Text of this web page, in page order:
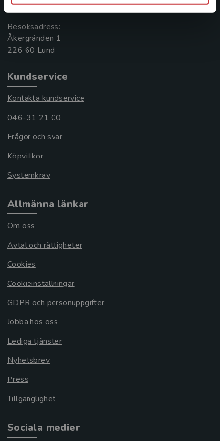
221 00 Lund
Besöksadress:
Åkergränden 1
Kundservice
Kontakta kundservice
046-31 21 00
Frågor och svar
Köpvillkor
Systemkrav
Allmänna länkar
Om oss
Avtal och rättigheter
Cookies
Cookieinställningar
GDPR och personuppgifter
Jobba hos oss
Lediga tjänster
Nyhetsbrev
Press
Tillgänglighet
Sociala medier